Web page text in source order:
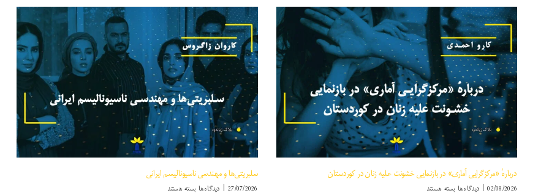
دربارهٔ «مرکزگرایی آماری» در بازنمایی خشونت علیه زنان در کوردستان
02/08/2026
| دیدگاه‌ها برای
بسته هستند
سلبریتی‌ها و مهندسی ناسیونالیسم ایرانی
27/07/2026
| دیدگاه‌ها برای
بسته هستند